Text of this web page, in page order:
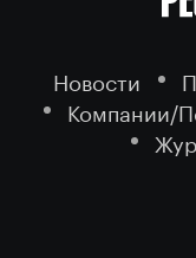
Новости
Компании/